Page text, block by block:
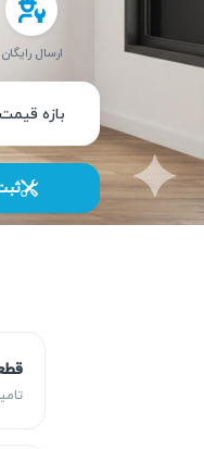
ارسال رایگان
بازه